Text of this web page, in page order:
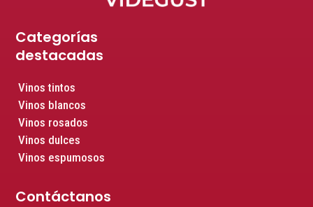
Categorías
destacadas
Vinos tintos
Vinos blancos
Vinos rosados
Vinos dulces
Vinos espumosos
Contáctanos